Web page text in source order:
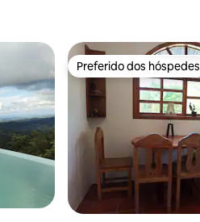
Preferido dos hóspedes
Preferido dos hóspedes